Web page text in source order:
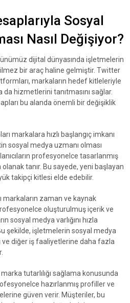
Sosyal
Nasıl Değişiyor?
dijital dünyasında işletmelerin
bir araç haline gelmiştir. Twitter
markaların hedef kitleleriyle
hizmetlerini tanıtmasını sağlar.
bu alanda önemli bir değişiklik
markalara hızlı başlangıç imkanı
sosyal medya uzmanı olması
profesyonelce tasarlanmış
tanır. Bu sayede, yeni başlayan
takipçi kitlesi elde edebilir.
markaların zaman ve kaynak
oluşturulmuş içerik ve
sosyal medya varlığını hızla
şekilde, işletmelerin sosyal medya
ve diğer iş faaliyetlerine daha fazla
tutarlılığı sağlama konusunda
hazırlanmış profiller ve
güven verir. Müşteriler, bu